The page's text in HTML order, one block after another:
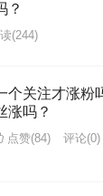
？
(244)
个关注才涨粉
涨吗？
点赞(84) 评论(0)